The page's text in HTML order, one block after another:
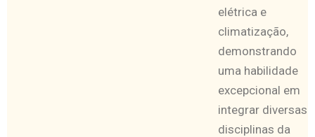
elétrica e
climatização,
demonstrando
uma habilidade
excepcional em
integrar diversas
disciplinas da